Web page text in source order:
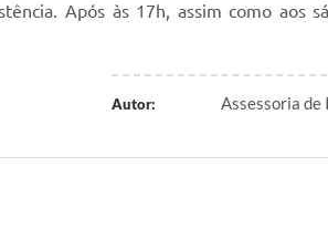
Após às 17h, assim como aos
Autor: Assessoria de